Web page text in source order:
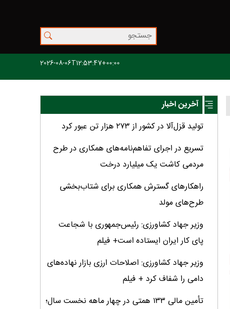
2026-08-06T12:53:47+00:00
آخرین اخبار
تولید قزل‌آلا در کشور از ۲۷۳ هزار تن عبور کرد
تسریع در اجرای تفاهم‌نامه‌های همکاری در طرح
مردمی کاشت یک میلیارد درخت
راهکارهای گسترش همکاری برای شتاب‌بخشی
طرح‌های مولد
وزیر جهاد کشاورزی: رئیس‌جمهوری با شجاعت
پای کار ایران ایستاده است+ فیلم
وزیر جهاد کشاورزی: اصلاحات ارزی بازار نهاده‌های
دامی را شفاف کرد + فیلم
تأمین مالی ۱۳۳ همتی در چهار ماهه نخست سال؛